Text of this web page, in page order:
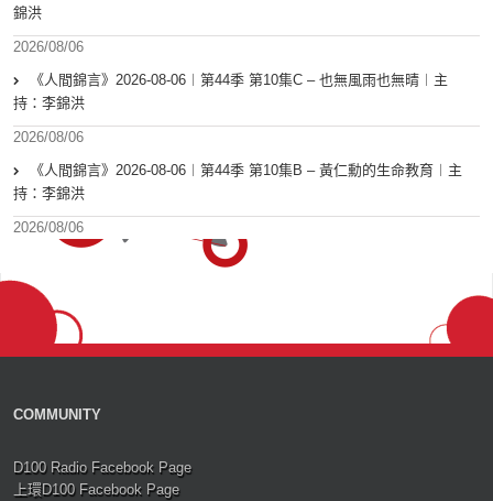
錦洪
2026/08/06
《人間錦言》2026-08-06︱第44季 第10集C – 也無風雨也無晴︱主
持：李錦洪
2026/08/06
《人間錦言》2026-08-06︱第44季 第10集B – 黃仁勳的生命教育︱主
持：李錦洪
2026/08/06
COMMUNITY
D100 Radio Facebook Page
上環D100 Facebook Page